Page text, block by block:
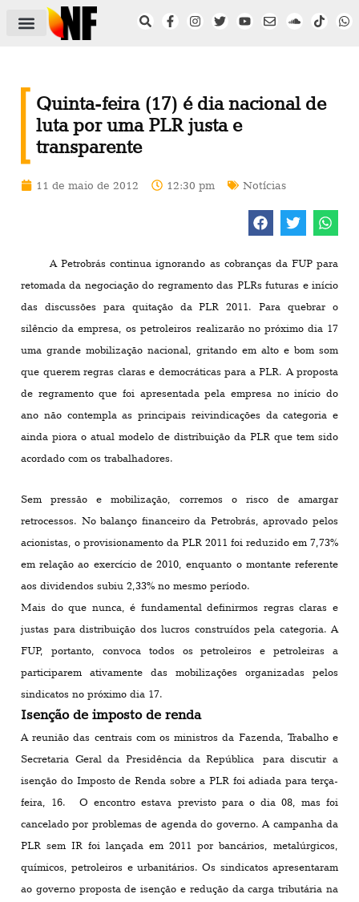
Quinta-feira (17) é dia nacional de
luta por uma PLR justa e
transparente
11 de maio de 2012 12:30 pm Notícias
A Petrobrás continua ignorando as cobranças da FUP para
retomada da negociação do regramento das PLRs futuras e início
das discussões para quitação da PLR 2011. Para quebrar o
silêncio da empresa, os petroleiros realizarão no próximo dia 17
uma grande mobilização nacional, gritando em alto e bom som
que querem regras claras e democráticas para a PLR. A proposta
de regramento que foi apresentada pela empresa no início do
ano não contempla as principais reivindicações da categoria e
ainda piora o atual modelo de distribuição da PLR que tem sido
acordado com os trabalhadores.
Sem pressão e mobilização, corremos o risco de amargar
retrocessos. No balanço financeiro da Petrobrás, aprovado pelos
acionistas, o provisionamento da PLR 2011 foi reduzido em 7,73%
em relação ao exercício de 2010, enquanto o montante referente
aos dividendos subiu 2,33% no mesmo período.
Mais do que nunca, é fundamental definirmos regras claras e
justas para distribuição dos lucros construídos pela categoria. A
FUP, portanto, convoca todos os petroleiros e petroleiras a
participarem ativamente das mobilizações organizadas pelos
sindicatos no próximo dia 17.
Isenção de imposto de renda
A reunião das centrais com os ministros da Fazenda, Trabalho e
Secretaria Geral da Presidência da República para discutir a
isenção do Imposto de Renda sobre a PLR foi adiada para terça-
feira, 16. O encontro estava previsto para o dia 08, mas foi
cancelado por problemas de agenda do governo. A campanha da
PLR sem IR foi lançada em 2011 por bancários, metalúrgicos,
químicos, petroleiros e urbanitários. Os sindicatos apresentaram
ao governo proposta de isenção e redução da carga tributária na